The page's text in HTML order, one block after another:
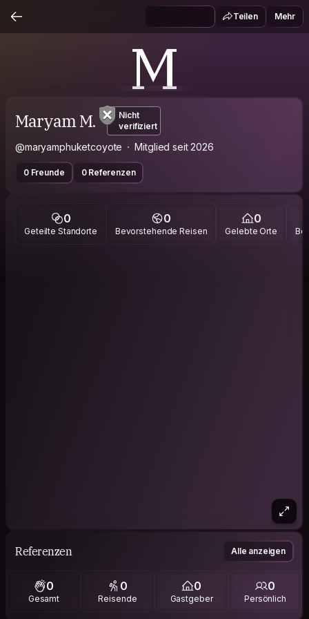
Teilen Mehr
M
Maryam M.
Nicht
verifiziert
@maryamphuketcoyote Mitglied seit 2026
0 Freunde 0 Referenzen
0
Geteilte Standorte
0
Bevorstehende Reisen
0
Gelebte Orte
Referenzen Alle anzeigen
0
Gesamt
0
Reisende
0
Gastgeber
0
Persönlich